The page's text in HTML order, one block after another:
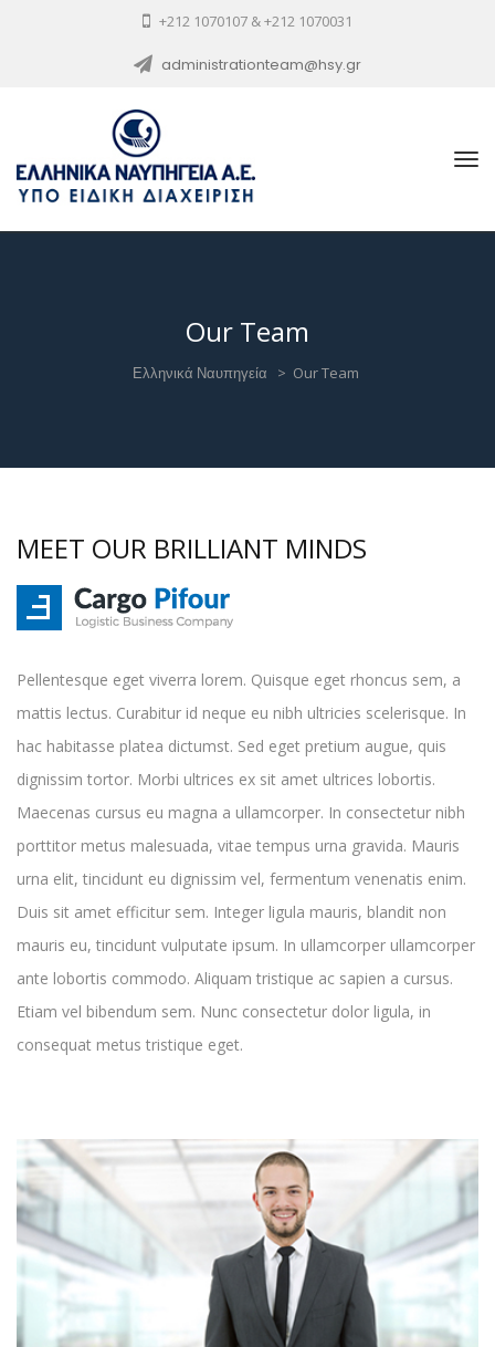
+212 1070107 & +212 1070031
administrationteam@hsy.gr
Our Team
Ελληνικά Ναυπηγεία > Our Team
MEET OUR BRILLIANT MINDS
Pellentesque eget viverra lorem. Quisque eget rhoncus sem, a
mattis lectus. Curabitur id neque eu nibh ultricies scelerisque. In
hac habitasse platea dictumst. Sed eget pretium augue, quis
dignissim tortor. Morbi ultrices ex sit amet ultrices lobortis.
Maecenas cursus eu magna a ullamcorper. In consectetur nibh
porttitor metus malesuada, vitae tempus urna gravida. Mauris
urna elit, tincidunt eu dignissim vel, fermentum venenatis enim.
Duis sit amet efficitur sem. Integer ligula mauris, blandit non
mauris eu, tincidunt vulputate ipsum. In ullamcorper ullamcorper
ante lobortis commodo. Aliquam tristique ac sapien a cursus.
Etiam vel bibendum sem. Nunc consectetur dolor ligula, in
consequat metus tristique eget.